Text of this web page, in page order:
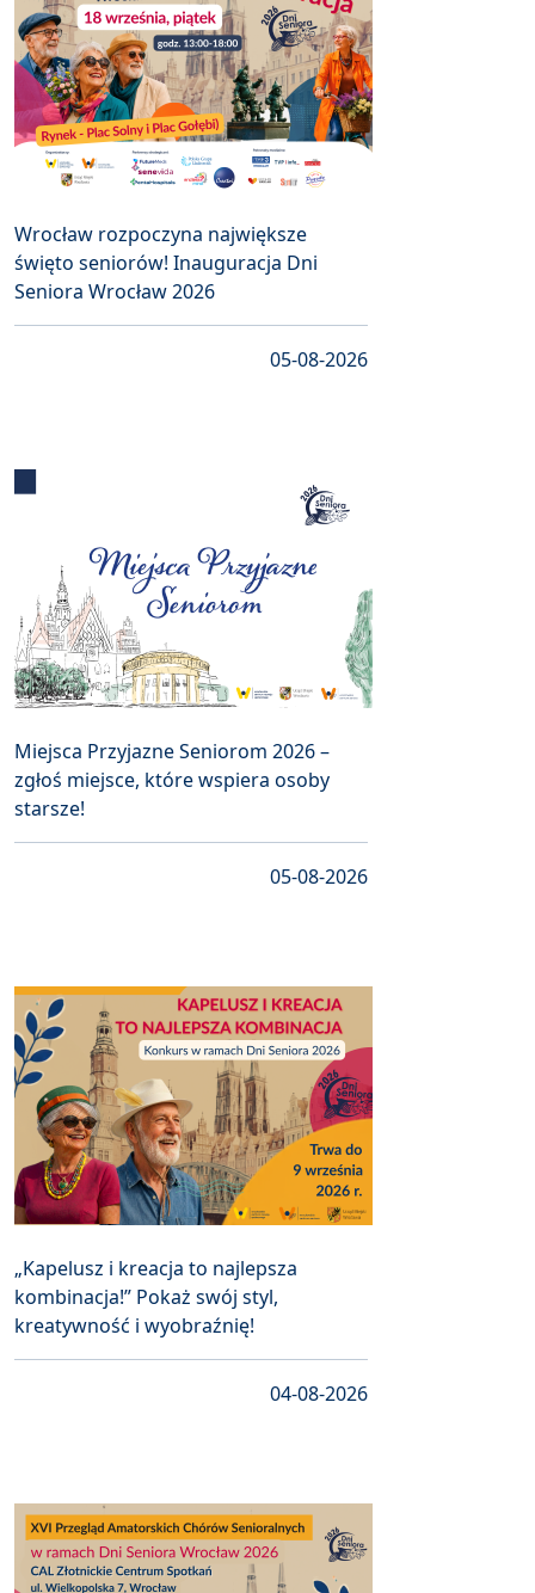
Wrocław rozpoczyna największe
święto seniorów! Inauguracja Dni
Seniora Wrocław 2026
05-08-2026
Miejsca Przyjazne Seniorom 2026 –
zgłoś miejsce, które wspiera osoby
starsze!
05-08-2026
„Kapelusz i kreacja to najlepsza
kombinacja!” Pokaż swój styl,
kreatywność i wyobraźnię!
04-08-2026